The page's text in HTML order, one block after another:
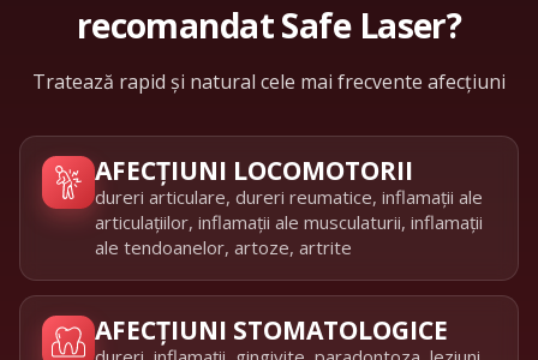
recomandat Safe Laser?
Tratează rapid și natural cele mai frecvente afecțiuni
AFECȚIUNI LOCOMOTORII
dureri articulare, dureri reumatice, inflamații ale
articulațiilor, inflamații ale musculaturii, inflamații
ale tendoanelor, artoze, artrite
AFECȚIUNI STOMATOLOGICE